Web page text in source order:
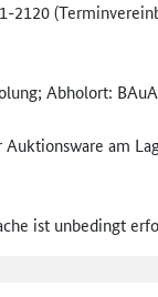
2120
Abholort:
am
ist unbedingt